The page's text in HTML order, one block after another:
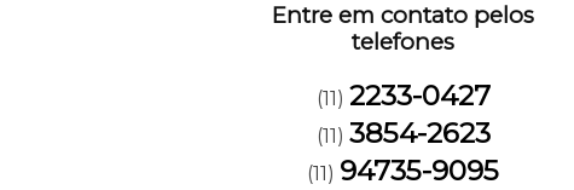
Entre em contato pelos
telefones
(11) 2233-0427
(11) 3854-2623
(11) 94735-9095